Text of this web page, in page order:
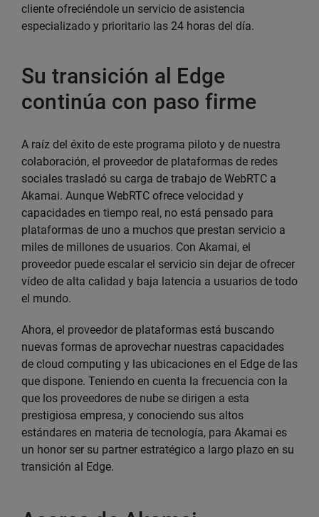
cliente ofreciéndole un servicio de asistencia
especializado y prioritario las 24 horas del día.
Su transición al Edge
continúa con paso firme
A raíz del éxito de este programa piloto y de nuestra
colaboración, el proveedor de plataformas de redes
sociales trasladó su carga de trabajo de WebRTC a
Akamai. Aunque WebRTC ofrece velocidad y
capacidades en tiempo real, no está pensado para
plataformas de uno a muchos que prestan servicio a
miles de millones de usuarios. Con Akamai, el
proveedor puede escalar el servicio sin dejar de ofrecer
vídeo de alta calidad y baja latencia a usuarios de todo
el mundo.
Ahora, el proveedor de plataformas está buscando
nuevas formas de aprovechar nuestras capacidades
de cloud computing y las ubicaciones en el Edge de las
que dispone. Teniendo en cuenta la frecuencia con la
que los proveedores de nube se dirigen a esta
prestigiosa empresa, y conociendo sus altos
estándares en materia de tecnología, para Akamai es
un honor ser su partner estratégico a largo plazo en su
transición al Edge.